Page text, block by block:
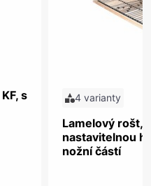
s
4 varianty
Lamelový rošt,
nastavitelnou
nožní částí